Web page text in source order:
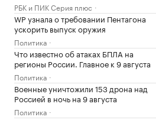
РБК и ПИК Серия плюс
WP узнала о требовании Пентагона
ускорить выпуск оружия
Политика
Что известно об атаках БПЛА на
регионы России. Главное к 9 августа
Политика
Военные уничтожили 153 дрона над
Россией в ночь на 9 августа
Политика